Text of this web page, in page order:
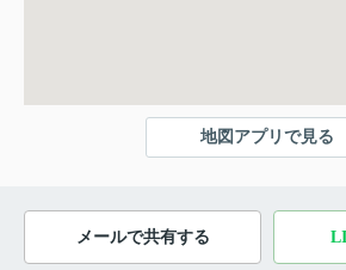
地図アプリで見る
メールで共有する